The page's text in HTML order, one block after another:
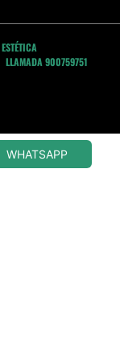
LLAMADA 900759751
WHATSAPP